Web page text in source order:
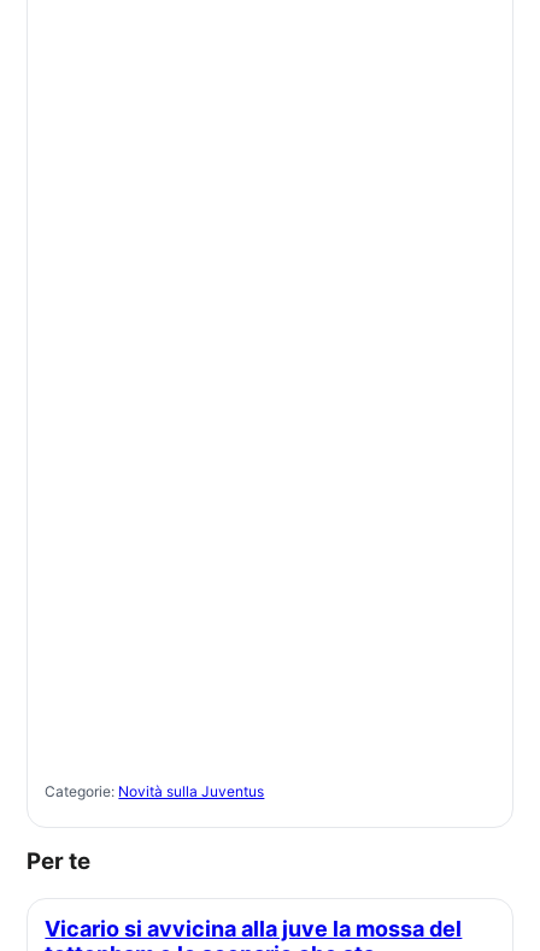
Categorie: Novità sulla Juventus
Per te
Vicario si avvicina alla juve la mossa del